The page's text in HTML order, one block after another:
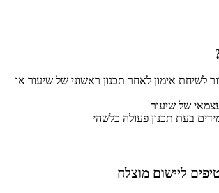
לשיחת אימון לאחר תכנון ראשוני של שיעור או
של שיעור
בעת תכנון פעולה כלשהי
ליישום מוצלח